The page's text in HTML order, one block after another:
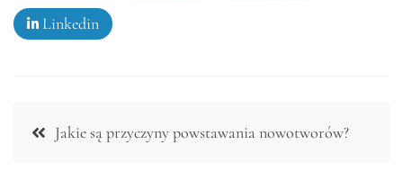
Linkedin
Nawigacja
Jakie są przyczyny powstawania nowotworów?